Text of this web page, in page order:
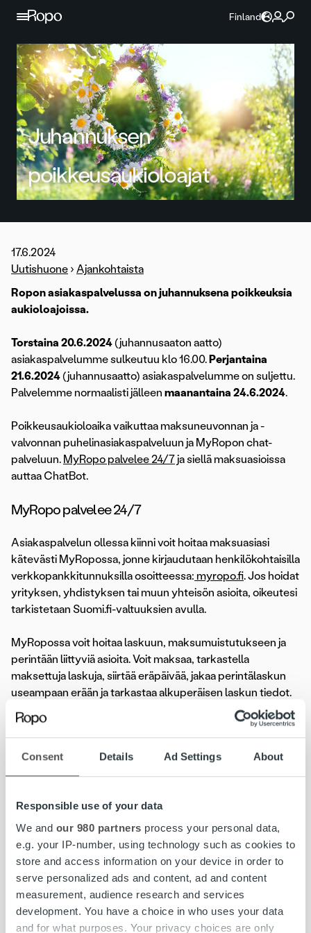
Consent Details Ad Settings About
Responsible use of your data
We and our 980 partners process your personal data,
e.g. your IP-number, using technology such as cookies to
store and access information on your device in order to
serve personalized ads and content, ad and content
measurement, audience research and services
development. You have a choice in who uses your data
and for what purposes. Your privacy choices are only
Jatka sisältöön
Finland
Juhannuksen
poikkeusaukioloajat
17.6.2024
Uutishuone › Ajankohtaista
Ropon asiakaspalvelussa on juhannuksena poikkeuksia
aukioloajoissa.
Torstaina 20.6.2024(juhannusaaton aatto)
asiakaspalvelumme sulkeutuu klo 16.00. Perjantaina
21.6.2024(juhannusaatto) asiakaspalvelumme on suljettu.
Palvelemme normaalisti jälleen maanantaina 24.6.2024.
Poikkeusaukioloaika vaikuttaa maksuneuvonnan ja -
valvonnan puhelinasiakaspalveluun ja MyRopon chat-
palveluun. MyRopo palvelee 24/7ja siellä maksuasioissa
auttaa ChatBot.
MyRopo palvelee 24/7
Asiakaspalvelun ollessa kiinni voit hoitaa maksuasiasi
kätevästi MyRopossa, jonne kirjaudutaan henkilökohtaisilla
verkkopankkitunnuksilla osoitteessa: myropo.fi. Jos hoidat
yrityksen, yhdistyksen tai muun yhteisön asioita, oikeutesi
tarkistetaan Suomi.fi-valtuuksien avulla.
MyRopossa voit hoitaa laskuun, maksumuistutukseen ja
perintään liittyviä asioita. Voit maksaa, tarkastella
maksettuja laskuja, siirtää eräpäivää, jakaa perintälaskun
useampaan erään ja tarkastaa alkuperäisen laskun tiedot.
Voit myös ilmoittaa tilinumerosi liikamaksun palautusta
varten tai valtuuttaa toisen henkilön hoitamaan asiaa
Tarkista, löytyisikö vastaus kysymykseesi Ropon
Olemme koostaneet avuksesiRopon Usein kysytyt
kysymykset -sivun, josta löydät vastauksia yleisimmin
kysyttyihin kysymyksiin.
Hyvää juhannusta!
Ropo